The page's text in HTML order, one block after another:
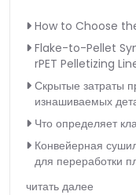
How to Choose
Flake-to-Pellet
rPET Pelletizing
Скрытые затраты
изнашиваемых
Что определяет
Конвейерная
для переработки
читать далее